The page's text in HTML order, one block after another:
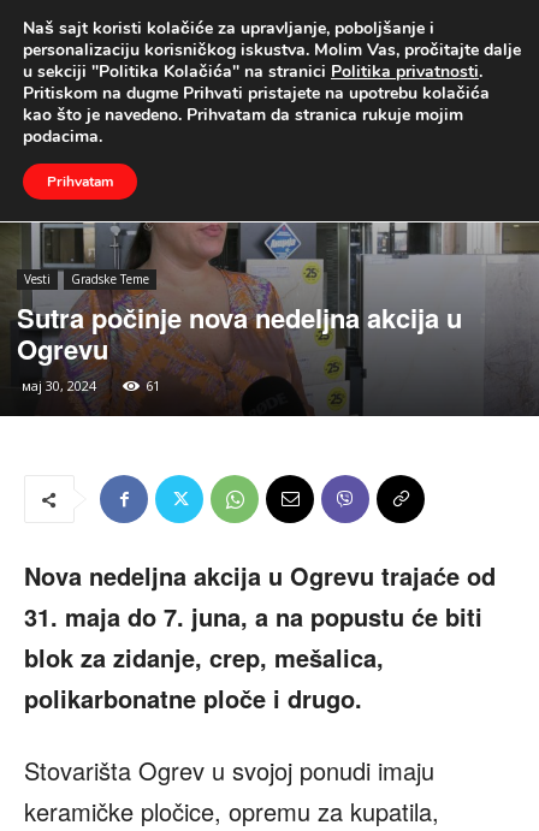
UŽIVO
Naslovna Vesti Gradske Teme
Vesti Gradske Teme
Sutra počinje nova nedeljna akcija u
Ogrevu
мај 30, 2024 61
Nova nedeljna akcija u Ogrevu trajaće od
31. maja do 7. juna, a na popustu će biti
blok za zidanje, crep, mešalica,
polikarbonatne ploče i drugo.
Stovarišta Ogrev u svojoj ponudi imaju
keramičke pločice, opremu za kupatila,
Naš sajt koristi kolačiće za upravljanje, poboljšanje i
personalizaciju korisničkog iskustva. Molim Vas, pročitajte dalje
u sekciji "Politika Kolačića" na stranici Politika privatnosti.
Pritiskom na dugme Prihvati pristajete na upotrebu kolačića
kao što je navedeno. Prihvatam da stranica rukuje mojim
podacima.
Prihvatam